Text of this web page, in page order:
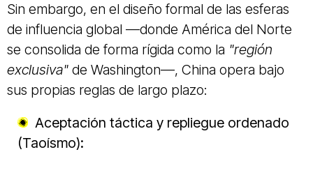
Sin embargo, en el diseño formal de las esferas
de influencia global —donde América del Norte
se consolida de forma rígida como la "región
exclusiva" de Washington—, China opera bajo
sus propias reglas de largo plazo:
Aceptación táctica y repliegue ordenado
(Taoísmo):